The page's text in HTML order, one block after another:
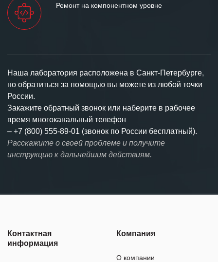
Ремонт на компонентном уровне
Наша лаборатория расположена в Санкт-Петербурге,
но обратиться за помощью вы можете из любой точки
России.
Закажите обратный звонок или наберите в рабочее
время многоканальный телефон
– +7 (800) 555-89-01 (звонок по России бесплатный).
Расскажите о своей проблеме и получите
инструкцию к дальнейшим действиям.
Контактная
информация
Компания
О компании